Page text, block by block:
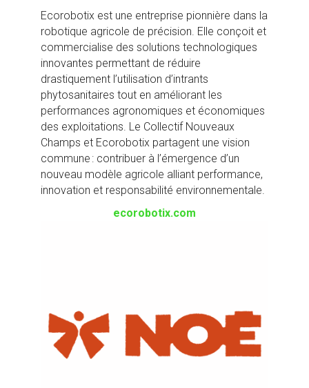
Ecorobotix est une entreprise pionnière dans la
robotique agricole de précision. Elle conçoit et
commercialise des solutions technologiques
innovantes permettant de réduire
drastiquement l’utilisation d’intrants
phytosanitaires tout en améliorant les
performances agronomiques et économiques
des exploitations. Le Collectif Nouveaux
Champs et Ecorobotix partagent une vision
commune : contribuer à l’émergence d’un
nouveau modèle agricole alliant performance,
innovation et responsabilité environnementale.
ecorobotix.com